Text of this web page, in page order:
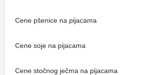
Cene pšenice na pijacama
Cene soje na pijacama
Cene stočnog ječma na pijacama